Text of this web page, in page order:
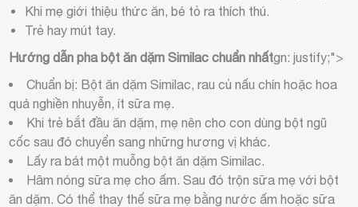
Khi mẹ giới thiệu thức ăn, bé tỏ ra thích thú.
Trẻ hay mút tay.
Hướng dẫn pha bột ăn dặm Similac chuẩn nhấtgn: justify;">
Chuẩn bị: Bột ăn dặm Similac, rau củ nấu chín hoặc hoa
quả nghiền nhuyễn, ít sữa mẹ.
Khi trẻ bắt đầu ăn dặm, mẹ nên cho con dùng bột ngũ
cốc sau đó chuyển sang những hương vị khác.
Lấy ra bát một muỗng bột ăn dặm Similac.
Hâm nóng sữa mẹ cho ấm. Sau đó trộn sữa mẹ với bột
ăn dặm. Có thể thay thế sữa mẹ bằng nước ấm hoặc sữa